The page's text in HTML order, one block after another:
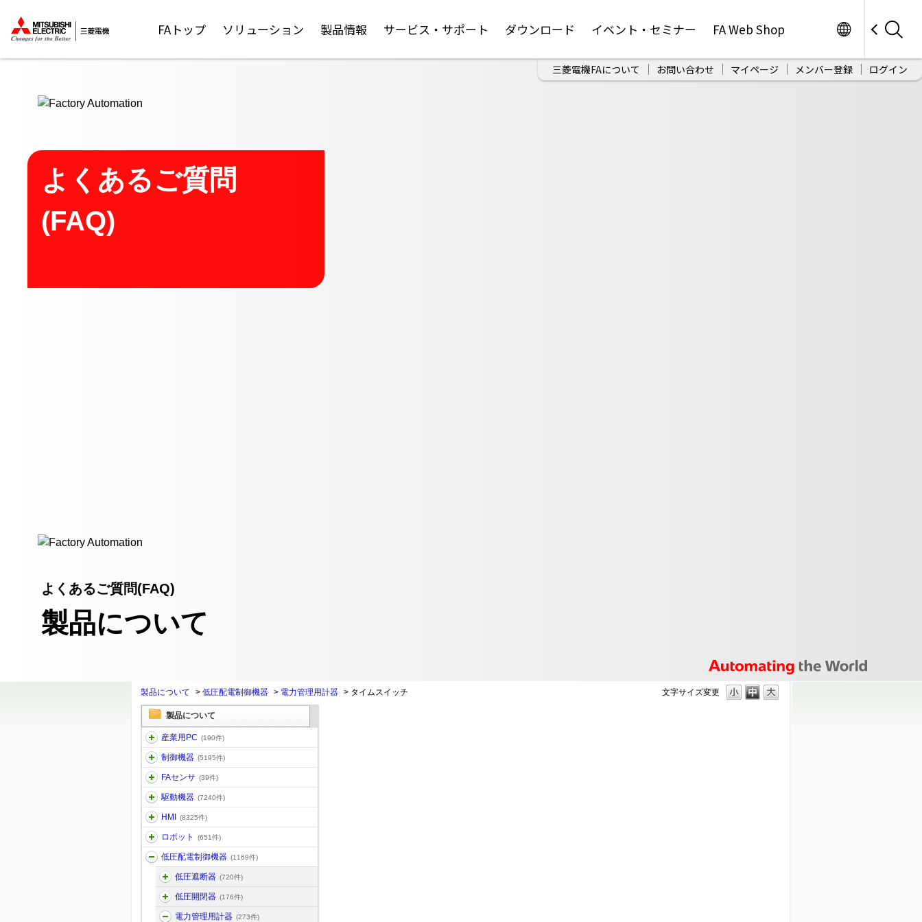
FAトップ ソリューション 製品情報 サービス・サポート ダウンロード イベント・セミナー FA Web Shop
三菱電機FAについて お問い合わせ マイページ メンバー登録 ログイン
よくあるご質問
(FAQ)
よくあるご質問(FAQ)
製品について
文字サイズ変更
製品について > 低圧配電制御機器 > 電力管理用計器 > タイムスイッチ
製品について
産業用PC (190件)
制御機器 (5195件)
FAセンサ (39件)
駆動機器 (7240件)
HMI (8325件)
ロボット (651件)
低圧配電制御機器 (1169件)
低圧遮断器 (720件)
低圧開閉器 (176件)
電力管理用計器 (273件)